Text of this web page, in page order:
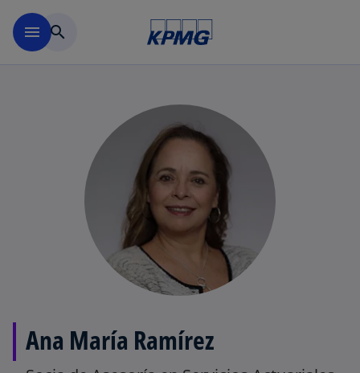
menu search
Ana María Ramírez